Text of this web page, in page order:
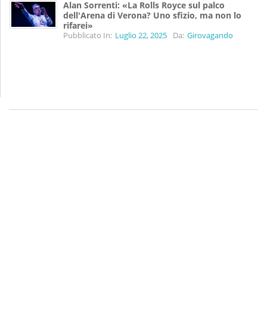
Alan Sorrenti: «La Rolls Royce sul palco
dell'Arena di Verona? Uno sfizio, ma non lo
rifarei»
Pubblicato In: Luglio 22, 2025 Da: Girovagando